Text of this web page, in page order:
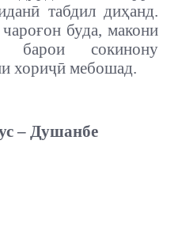
табдил диҳанд.
буда, макони
барои сокинону
хориҷӣ мебошад.
– Душанбе